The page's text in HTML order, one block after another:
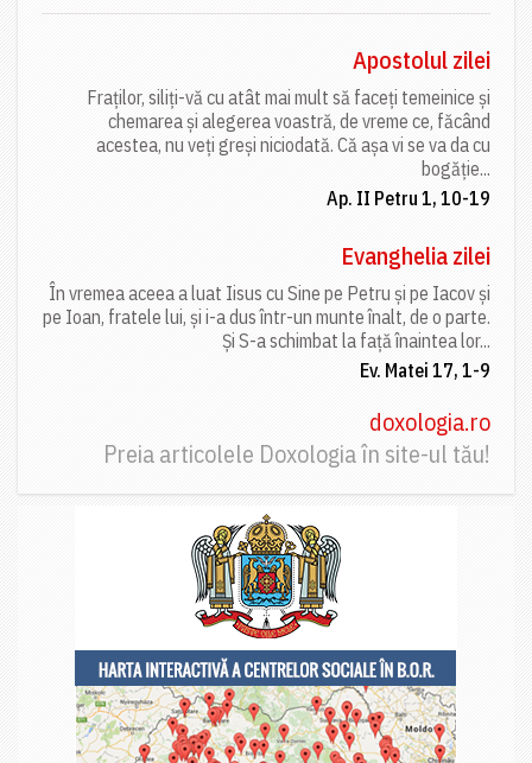
Apostolul zilei
Fraților, siliți-vă cu atât mai mult să faceți temeinice și
chemarea și alegerea voastră, de vreme ce, făcând
acestea, nu veți greși niciodată. Că așa vi se va da cu
bogăție...
Ap. II Petru 1, 10-19
Evanghelia zilei
În vremea aceea a luat Iisus cu Sine pe Petru și pe Iacov și
pe Ioan, fratele lui, și i-a dus într-un munte înalt, de o parte.
Și S-a schimbat la față înaintea lor...
Ev. Matei 17, 1-9
doxologia.ro
Preia articolele Doxologia în site-ul tău!